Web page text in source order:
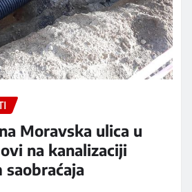
Moravska ulica u
na kanalizaciji
saobraćaja